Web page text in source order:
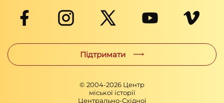
Підтримати
© 2004-2026 Центр
міської історії
Центрально-Східної